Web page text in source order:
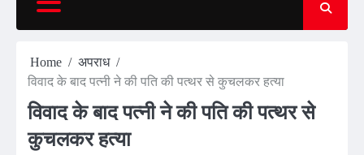
Home
अपराध
विवाद के बाद पत्नी ने की पति की पत्थर से कुचलकर हत्या
विवाद के बाद पत्नी ने की पति की पत्थर से
कुचलकर हत्या